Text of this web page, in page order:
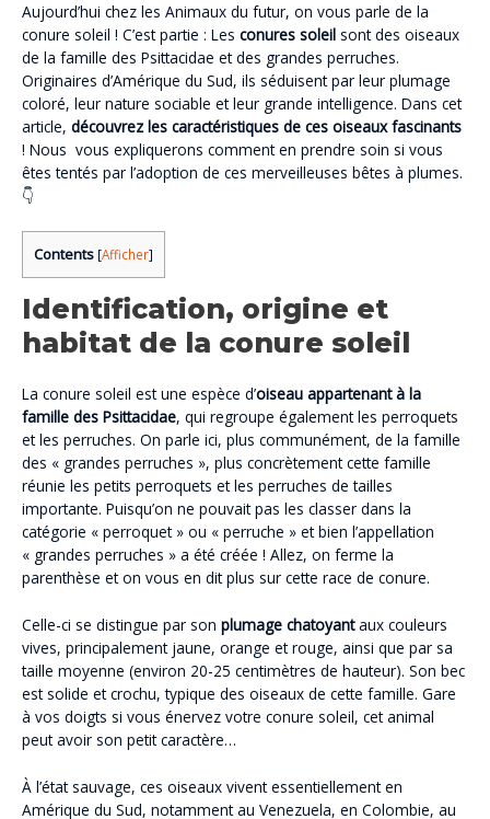
Aujourd’hui chez les Animaux du futur, on vous parle de la
conure soleil ! C’est partie : Les conures soleil sont des oiseaux
de la famille des Psittacidae et des grandes perruches.
Originaires d’Amérique du Sud, ils séduisent par leur plumage
coloré, leur nature sociable et leur grande intelligence. Dans cet
article, découvrez les caractéristiques de ces oiseaux fascinants
! Nous vous expliquerons comment en prendre soin si vous
êtes tentés par l’adoption de ces merveilleuses bêtes à plumes.
👇
Contents [Afficher]
Identification, origine et
habitat de la conure soleil
La conure soleil est une espèce d’oiseau appartenant à la
famille des Psittacidae, qui regroupe également les perroquets
et les perruches. On parle ici, plus communément, de la famille
des « grandes perruches », plus concrètement cette famille
réunie les petits perroquets et les perruches de tailles
importante. Puisqu’on ne pouvait pas les classer dans la
catégorie « perroquet » ou « perruche » et bien l’appellation
« grandes perruches » a été créée ! Allez, on ferme la
parenthèse et on vous en dit plus sur cette race de conure.
Celle-ci se distingue par son plumage chatoyantaux couleurs
vives, principalement jaune, orange et rouge, ainsi que par sa
taille moyenne (environ 20-25 centimètres de hauteur). Son bec
est solide et crochu, typique des oiseaux de cette famille. Gare
à vos doigts si vous énervez votre conure soleil, cet animal
peut avoir son petit caractère…
À l’état sauvage, ces oiseaux vivent essentiellement en
Amérique du Sud, notamment au Venezuela, en Colombie, au